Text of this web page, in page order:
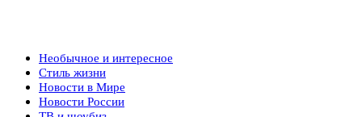
Необычное и интересное
Стиль жизни
Новости в Мире
Новости России